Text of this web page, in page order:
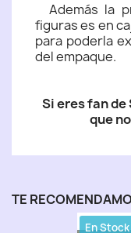
Además la
figuras es en
para poderla
del empaque.
Si eres fan de
que
TE
En Stock